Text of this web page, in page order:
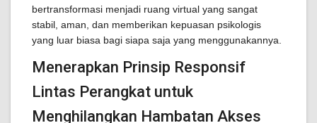
bertransformasi menjadi ruang virtual yang sangat
stabil, aman, dan memberikan kepuasan psikologis
yang luar biasa bagi siapa saja yang menggunakannya.
Menerapkan Prinsip Responsif
Lintas Perangkat untuk
Menghilangkan Hambatan Akses